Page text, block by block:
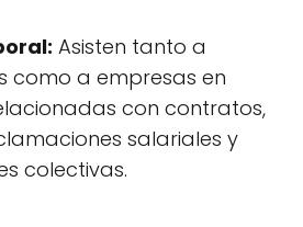
Asisten tanto a
como a empresas en
con contratos,
salariales y
colectivas.